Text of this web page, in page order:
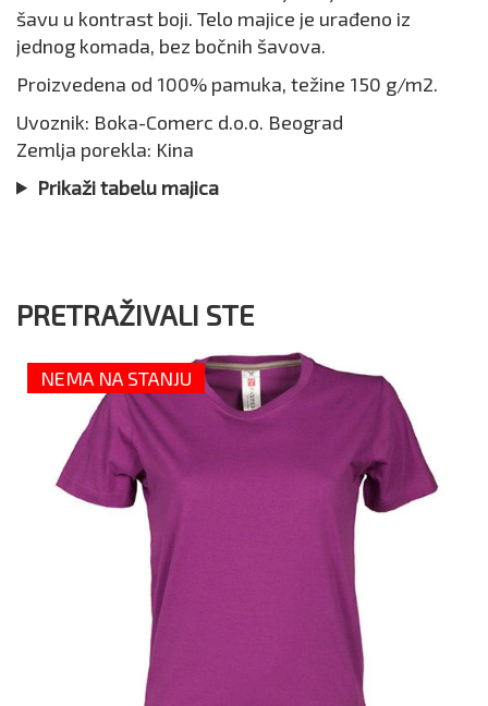
šavu u kontrast boji. Telo majice je urađeno iz
jednog komada, bez bočnih šavova.
Proizvedena od 100% pamuka, težine 150 g/m2.
Uvoznik: Boka-Comerc d.o.o. Beograd
Zemlja porekla: Kina
Prikaži tabelu majica
PRETRAŽIVALI STE
NEMA NA STANJU